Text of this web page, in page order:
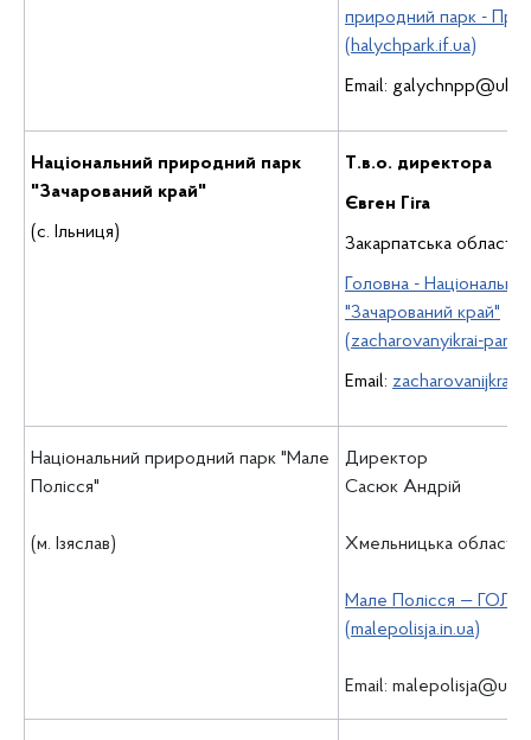
природний парк - Про
(halychpark.if.ua)
Email:
Національний природний парк
"Зачарований край"
(с. Ільниця)
Т.в.о. директора
Євген Гіга
Закарпатська область
Головна -
"Зачарований край"
(zacharovanyikrai-
Email:
Національний природний парк "Мале
Полісся"
(м. Ізяслав)
Директор
Сасюк Андрій
Хмельницька область
Мале Полісся —
(malepolisja.in.ua)
Email: